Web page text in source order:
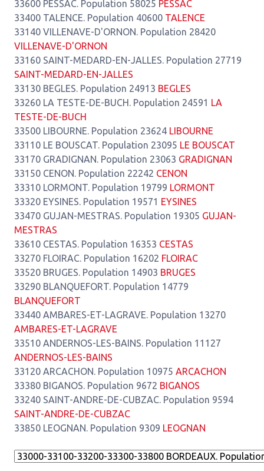
33600 PESSAC. Population 58025 PESSAC
33400 TALENCE. Population 40600 TALENCE
33140 VILLENAVE-D'ORNON. Population 28420
VILLENAVE-D'ORNON
33160 SAINT-MEDARD-EN-JALLES. Population 27719
SAINT-MEDARD-EN-JALLES
33130 BEGLES. Population 24913 BEGLES
33260 LA TESTE-DE-BUCH. Population 24591 LA
TESTE-DE-BUCH
33500 LIBOURNE. Population 23624 LIBOURNE
33110 LE BOUSCAT. Population 23095 LE BOUSCAT
33170 GRADIGNAN. Population 23063 GRADIGNAN
33150 CENON. Population 22242 CENON
33310 LORMONT. Population 19799 LORMONT
33320 EYSINES. Population 19571 EYSINES
33470 GUJAN-MESTRAS. Population 19305 GUJAN-
MESTRAS
33610 CESTAS. Population 16353 CESTAS
33270 FLOIRAC. Population 16202 FLOIRAC
33520 BRUGES. Population 14903 BRUGES
33290 BLANQUEFORT. Population 14779
BLANQUEFORT
33440 AMBARES-ET-LAGRAVE. Population 13270
AMBARES-ET-LAGRAVE
33510 ANDERNOS-LES-BAINS. Population 11127
ANDERNOS-LES-BAINS
33120 ARCACHON. Population 10975 ARCACHON
33380 BIGANOS. Population 9672 BIGANOS
33240 SAINT-ANDRE-DE-CUBZAC. Population 9594
SAINT-ANDRE-DE-CUBZAC
33850 LEOGNAN. Population 9309 LEOGNAN